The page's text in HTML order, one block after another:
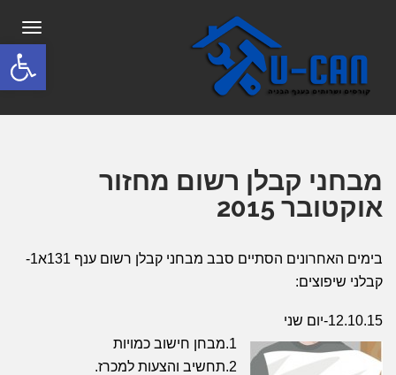
פתח
מבחני קבלן רשום מחזור
אוקטובר 2015
בימים האחרונים הסתיים סבב מבחני קבלן רשום ענף 131א1-
קבלני שיפוצים:
12.10.15-יום שני
1.מבחן חישוב כמויות
2.תחשיב והצעות למכרז.